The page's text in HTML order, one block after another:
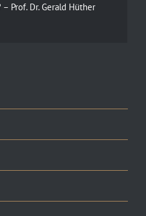
– Prof. Dr. Gerald Hüther